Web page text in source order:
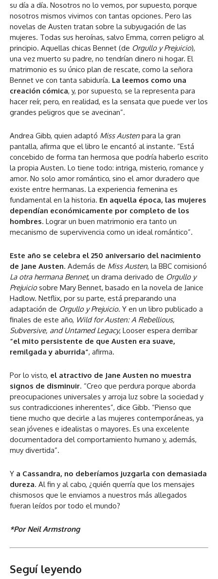
su día a día. Nosotros no lo vemos, por supuesto, porque
nosotros mismos vivimos con tantas opciones. Pero las
novelas de Austen tratan sobre la subyugación de las
mujeres. Todas sus heroínas, salvo Emma, ​​corren peligro al
principio. Aquellas chicas Bennet (de Orgullo y Prejuicio),
una vez muerto su padre, no tendrían dinero ni hogar. El
matrimonio es su único plan de rescate, como la señora
Bennet ve con tanta sabiduría. La leemos como una
creación cómica, y, por supuesto, se la representa para
hacer reír, pero, en realidad, es la sensata que puede ver los
grandes peligros que se avecinan”.
Andrea Gibb, quien adaptó Miss Austen para la gran
pantalla, afirma que el libro le encantó al instante. “Está
concebido de forma tan hermosa que podría haberlo escrito
la propia Austen. Lo tiene todo: intriga, misterio, romance y
amor. No solo amor romántico, sino el amor duradero que
existe entre hermanas. La experiencia femenina es
fundamental en la historia. En aquella época, las mujeres
dependían económicamente por completo de los
hombres. Lograr un buen matrimonio era tanto un
mecanismo de supervivencia como un ideal romántico”.
Este año se celebra el 250 aniversario del nacimiento
de Jane Austen. Además de Miss Austen, la BBC comisionó
La otra hermana Bennet, un drama derivado de Orgullo y
Prejuiciosobre Mary Bennet, basado en la novela de Janice
Hadlow. Netflix, por su parte, está preparando una
adaptación de Orgullo y Prejuicio. Y en un libro publicado a
finales de este año, Wild for Austen: A Rebellious,
Subversive, and Untamed Legacy, Looser espera derribar
“el mito persistente de que Austen era suave,
remilgada y aburrida”, afirma.
Por lo visto, el atractivo de Jane Austen no muestra
signos de disminuir. “Creo que perdura porque aborda
preocupaciones universales y arroja luz sobre la sociedad y
sus contradicciones inherentes”, dice Gibb. “Pienso que
tiene mucho que decirle a las mujeres contemporáneas, ya
sean jóvenes e idealistas o mayores. Es una excelente
documentadora del comportamiento humano y, además,
muy divertida”.
Y a Cassandra, no deberíamos juzgarla con demasiada
dureza. Al fin y al cabo, ¿quién querría que los mensajes
chismosos que le enviamos a nuestros más allegados
fueran leídos por todo el mundo?
*Por Neil Armstrong
Seguí leyendo